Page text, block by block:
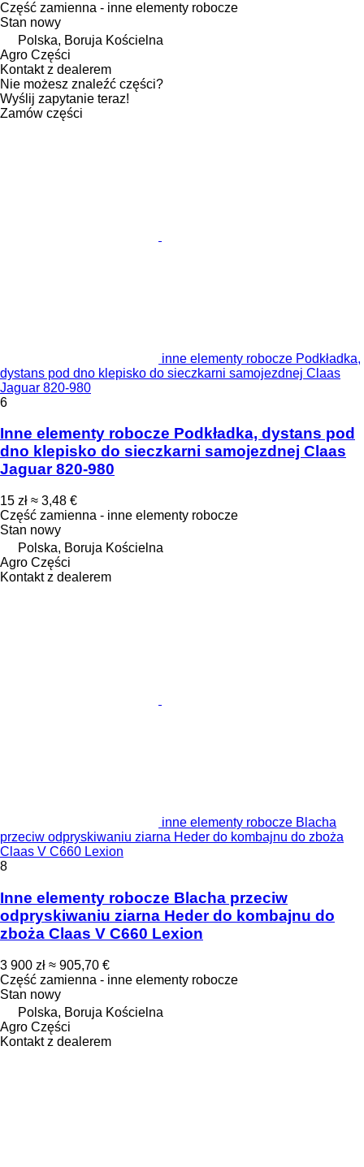
Część zamienna - inne elementy robocze
Stan nowy
Polska, Boruja Kościelna
Agro Części
Kontakt z dealerem
Nie możesz znaleźć części?
Wyślij zapytanie teraz!
Zamów części
inne elementy robocze Podkładka,
dystans pod dno klepisko do sieczkarni samojezdnej Claas
Jaguar 820-980
6
Inne elementy robocze Podkładka, dystans pod
dno klepisko do sieczkarni samojezdnej Claas
Jaguar 820-980
15 zł ≈ 3,48 €
Część zamienna - inne elementy robocze
Stan nowy
Polska, Boruja Kościelna
Agro Części
Kontakt z dealerem
inne elementy robocze Blacha
przeciw odpryskiwaniu ziarna Heder do kombajnu do zboża
Claas V C660 Lexion
8
Inne elementy robocze Blacha przeciw
odpryskiwaniu ziarna Heder do kombajnu do
zboża Claas V C660 Lexion
3 900 zł ≈ 905,70 €
Część zamienna - inne elementy robocze
Stan nowy
Polska, Boruja Kościelna
Agro Części
Kontakt z dealerem